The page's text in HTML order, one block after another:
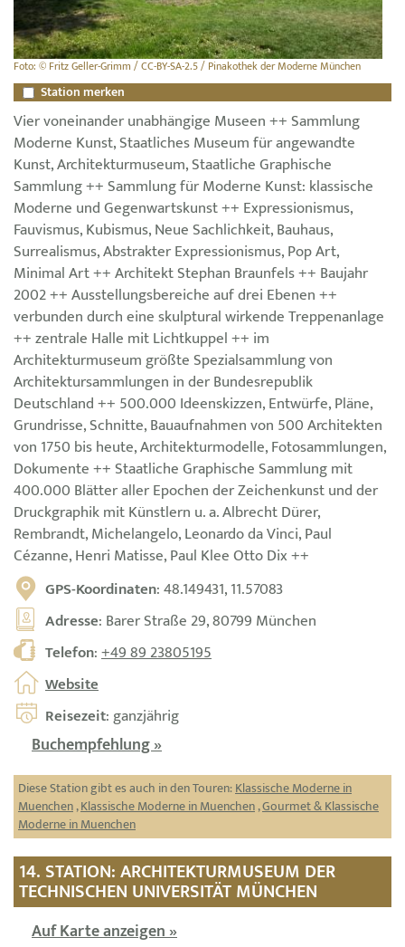
Foto: © Fritz Geller-Grimm / CC-BY-SA-2.5 / Pinakothek der Moderne München
Station merken
Vier voneinander unabhängige Museen ++ Sammlung
Moderne Kunst, Staatliches Museum für angewandte
Kunst, Architekturmuseum, Staatliche Graphische
Sammlung ++ Sammlung für Moderne Kunst: klassische
Moderne und Gegenwartskunst ++ Expressionismus,
Fauvismus, Kubismus, Neue Sachlichkeit, Bauhaus,
Surrealismus, Abstrakter Expressionismus, Pop Art,
Minimal Art ++ Architekt Stephan Braunfels ++ Baujahr
2002 ++ Ausstellungsbereiche auf drei Ebenen ++
verbunden durch eine skulptural wirkende Treppenanlage
++ zentrale Halle mit Lichtkuppel ++ im
Architekturmuseum größte Spezialsammlung von
Architektursammlungen in der Bundesrepublik
Deutschland ++ 500.000 Ideenskizzen, Entwürfe, Pläne,
Grundrisse, Schnitte, Bauaufnahmen von 500 Architekten
von 1750 bis heute, Architekturmodelle, Fotosammlungen,
Dokumente ++ Staatliche Graphische Sammlung mit
400.000 Blätter aller Epochen der Zeichenkunst und der
Druckgraphik mit Künstlern u. a. Albrecht Dürer,
Rembrandt, Michelangelo, Leonardo da Vinci, Paul
Cézanne, Henri Matisse, Paul Klee Otto Dix ++
GPS-Koordinaten: 48.149431, 11.57083
Adresse: Barer Straße 29, 80799 München
Telefon:+49 89 23805195
Website
Reisezeit: ganzjährig
Buchempfehlung »
Diese Station gibt es auch in den Touren:Klassische Moderne in
Muenchen,Klassische Moderne in Muenchen,Gourmet & Klassische
Moderne in Muenchen
14. STATION: ARCHITEKTURMUSEUM DER
TECHNISCHEN UNIVERSITÄT MÜNCHEN
Auf Karte anzeigen »